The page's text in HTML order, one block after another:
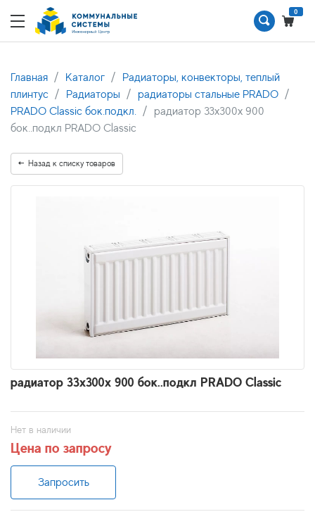
0
Главная Каталог
Радиаторы, конвекторы, теплый
плинтус
Радиаторы
радиаторы стальные PRADO
PRADO Classic бок.подкл.
радиатор 33x300х 900
бок..подкл PRADO Classic
Назад к списку товаров
радиатор 33x300х 900 бок..подкл PRADO Classic
Нет в наличии
Цена по запросу
Запросить